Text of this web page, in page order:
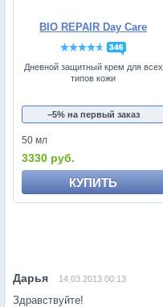
BIO REPAIR Day Care
346
Дневной защитный крем для всех
типов кожи
−5% на первый заказ
50 мл
3330 руб.
КУПИТЬ
14.03.2013 00:13
Здравствуйте!